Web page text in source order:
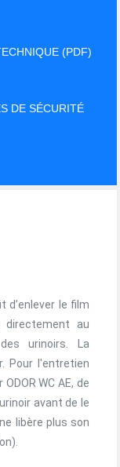
(PDF)
DE SÉCURITÉ
d’enlever le film
au
urinoirs. La
Pour l'entretien
WC AE, de
avant de le
libère plus son